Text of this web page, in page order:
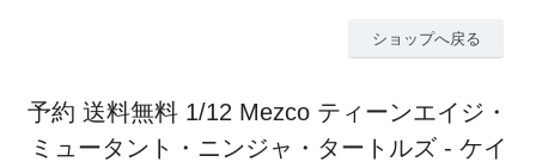
ショップへ戻る
予約 送料無料 1/12 Mezco ティーンエイジ・
ミュータント・ニンジャ・タートルズ - ケイ